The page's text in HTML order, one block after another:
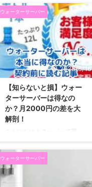
ったプレミアムウォーター。
家に帰って冷静に考えてみた
ら、「やっぱりやめたいか
も…」なんて後悔していませ
んか？そんな時に頼りになる
のが、クーリングオフ制度で
すよね。 でも、いざ手続きし
ようと思うと、色々な疑問が
湧いてきて不安になりますよ
ね。 この記事では、そんなあ
なたの悩みをスッキリ解決す
るために、プレミアムウォー
ターのクーリングオフに関す
クーリングオフが使える条件
から、具体的な手続きのやり
方、そして気 ...
ウォーターサーバー
2025/6/16
【知らないと損】ウォー
ターサーバーは得なの
か？月2000円の差を大
解剖！
こんにちは！スーパーで買っ
ヒーヒー言いながら運ぶた
び、「ウォーターサーバーが
あったら楽なのかな…」っ
ウォーターサーバー